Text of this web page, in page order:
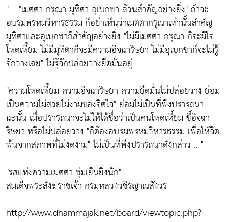
" .. "เมตตา กรุณา มุทิตา อุเบกขา ล้วนสำคัญอย่างยิ่ง"ถ้าจะ
อบรมพรหมวิหารธรรม ก็อย่าเห็นว่าเมตตากรุณาเท่านั้นสำคัญ
มุทิตาและอุเบกขาก็สำคัญอย่างยิ่ง "ไม่มีเมตตา กรุณา ก็จะมีใจ
โหดเหี้ยม ไม่มีมุทิตาก็จะมีความอิจฉาริษยา ไม่มีอุเบกขาก็จะไม่รู้
จักวางเฉย"ไม่รู้จักปล่อยวางยึดมั่นอยู่
"ความโหดเหี้ยม ความอิจฉาริษยา ความยึดมั่นไม่ปล่อยวาง ย่อม
เป็นความไม่สวยไม่งามของจิตใจ" ย่อมไม่เป็นที่พึงปรารถนา
ฉะนั้น เมื่อปรารถนาจะไม่ให้ได้ชื่อว่าเป็นคนโหดเหี้ยม ขี้อิจฉา
ริษยา หรือไม่ปล่อยวาง "ก็ต้องอบรมพรหมวิหารธรรม เพื่อให้จิต
พ้นจากสภาพที่ไม่งดงาม"ไม่เป็นที่พึงปรารถนาดังกล่าว .. "
"รสแห่งความเมตตา ชุ่มเย็นยิ่งนัก"
สมเด็จพระสังฆราชเจ้า กรมหลวงวชิรญาณสังวร
http://www.dhammajak.net/board/viewtopic.php?